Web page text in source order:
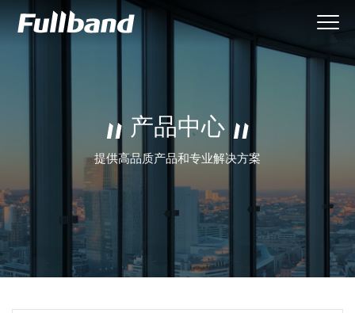
产品中心
提供高品质产品和专业解决方案